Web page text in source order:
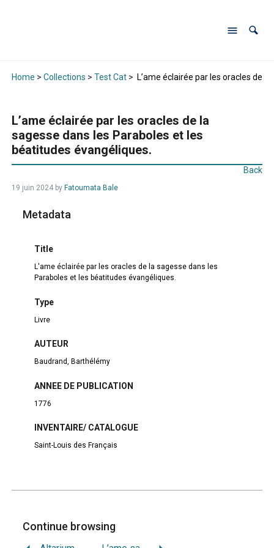
Home > Collections > Test Cat> L’ame éclairée par les oracles de
L’ame éclairée par les oracles de la
sagesse dans les Paraboles et les
béatitudes évangéliques.
Back
19 juin 2024by Fatoumata Bale
Metadata
Title
L'ame éclairée par les oracles de la sagesse dans les
Paraboles et les béatitudes évangéliques.
Type
Livre
AUTEUR
Baudrand, Barthélémy
ANNEE DE PUBLICATION
1776
INVENTAIRE/ CATALOGUE
Saint-Louis des Français
Continue browsing